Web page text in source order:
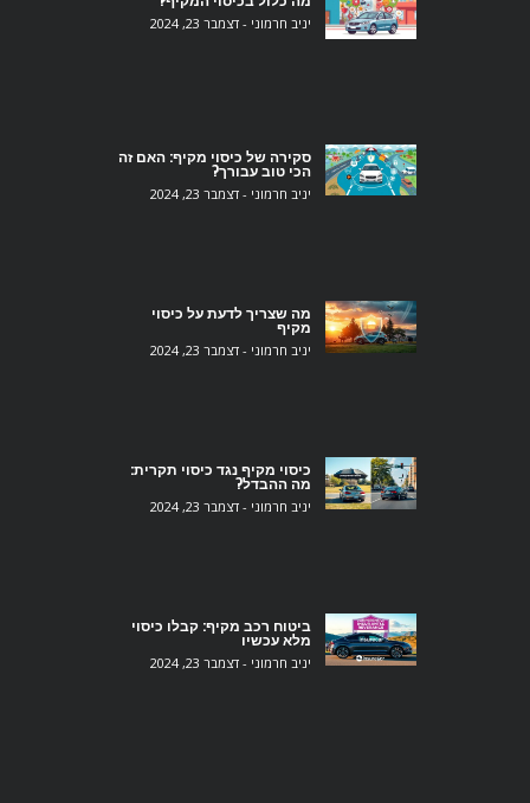
יניב חרמוני דצמבר 23, 2024
סקירה של כיסוי מקיף: האם זה
הכי טוב עבורך?
יניב חרמוני דצמבר 23, 2024
מה שצריך לדעת על כיסוי
מקיף
יניב חרמוני דצמבר 23, 2024
כיסוי מקיף נגד כיסוי תקרית:
מה ההבדל?
יניב חרמוני דצמבר 23, 2024
‎ביטוח רכב מקיף: קבלו כיסוי
מלא עכשיו‎
יניב חרמוני דצמבר 23, 2024